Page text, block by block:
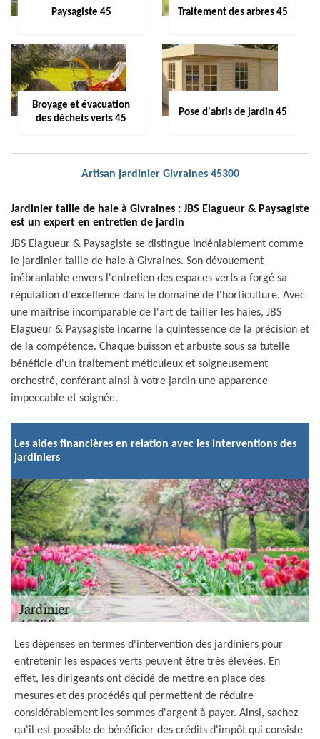
Paysagiste 45 Traitement des arbres 45
Broyage et évacuation
des déchets verts 45
Pose d'abris de jardin 45
Artisan jardinier Givraines 45300
Jardinier taille de haie à Givraines : JBS Elagueur & Paysagiste
est un expert en entretien de jardin
JBS Elagueur & Paysagiste se distingue indéniablement comme
le jardinier taille de haie à Givraines. Son dévouement
inébranlable envers l'entretien des espaces verts a forgé sa
réputation d'excellence dans le domaine de l'horticulture. Avec
une maîtrise incomparable de l'art de tailler les haies, JBS
Elagueur & Paysagiste incarne la quintessence de la précision et
de la compétence. Chaque buisson et arbuste sous sa tutelle
bénéficie d'un traitement méticuleux et soigneusement
orchestré, conférant ainsi à votre jardin une apparence
impeccable et soignée.
Les aides financières en relation avec les interventions des
jardiniers
Les dépenses en termes d'intervention des jardiniers pour
entretenir les espaces verts peuvent être très élevées. En
effet, les dirigeants ont décidé de mettre en place des
mesures et des procédés qui permettent de réduire
considérablement les sommes d'argent à payer. Ainsi, sachez
qu'il est possible de bénéficier des crédits d'impôt qui consiste